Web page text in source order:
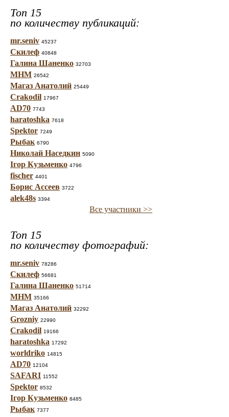
Топ 15
по количеству публикаций:
mr.seniv 45237
Скилеф 40848
Галина Шаненко 32703
МНМ 26542
Магаз Анатолий 25449
Crakodil 17967
AD70 7743
haratoshka 7618
Spektor 7249
Рыбак 6790
Николай Наседкин 5090
Ігор Кузьменко 4796
fischer 4401
Борис Ассеев 3722
alek48s 3394
Все участники >>
Топ 15
по количеству фотографий:
mr.seniv 78286
Скилеф 56681
Галина Шаненко 51714
МНМ 35166
Магаз Анатолий 32292
Grozniy 22990
Crakodil 19166
haratoshka 17292
worldriko 14815
AD70 12104
SAFARI 11552
Spektor 8532
Ігор Кузьменко 8485
Рыбак 7377